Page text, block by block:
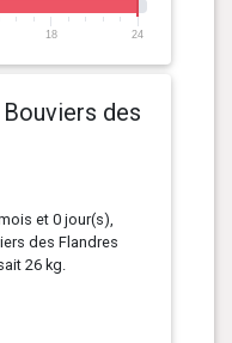
18 24
des
et 0 jour(s),
des Flandres
26 kg.